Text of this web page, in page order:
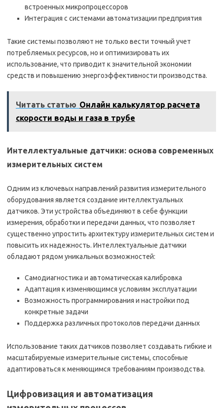
встроенных микропроцессоров
Интеграция с системами автоматизации предприятия
Такие системы позволяют не только вести точный учет
потребляемых ресурсов, но и оптимизировать их
использование, что приводит к значительной экономии
средств и повышению энергоэффективности производства.
Читать статью Онлайн калькулятор расчета
скорости воды и газа в трубе
Интеллектуальные датчики: основа современных
измерительных систем
Одним из ключевых направлений развития измерительного
оборудования является создание интеллектуальных
датчиков. Эти устройства объединяют в себе функции
измерения, обработки и передачи данных, что позволяет
существенно упростить архитектуру измерительных систем и
повысить их надежность. Интеллектуальные датчики
обладают рядом уникальных возможностей:
Самодиагностика и автоматическая калибровка
Адаптация к изменяющимся условиям эксплуатации
Возможность программирования и настройки под
конкретные задачи
Поддержка различных протоколов передачи данных
Использование таких датчиков позволяет создавать гибкие и
масштабируемые измерительные системы, способные
адаптироваться к меняющимся требованиям производства.
Цифровизация и автоматизация